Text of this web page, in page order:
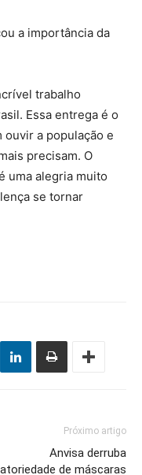
a importância da
trabalho
Essa entrega é o
a população e
precisam. O
uma alegria muito
se tornar
Próximo artigo
Anvisa derruba
de máscaras